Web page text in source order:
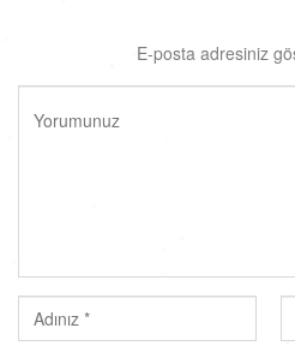
E-posta adresiniz